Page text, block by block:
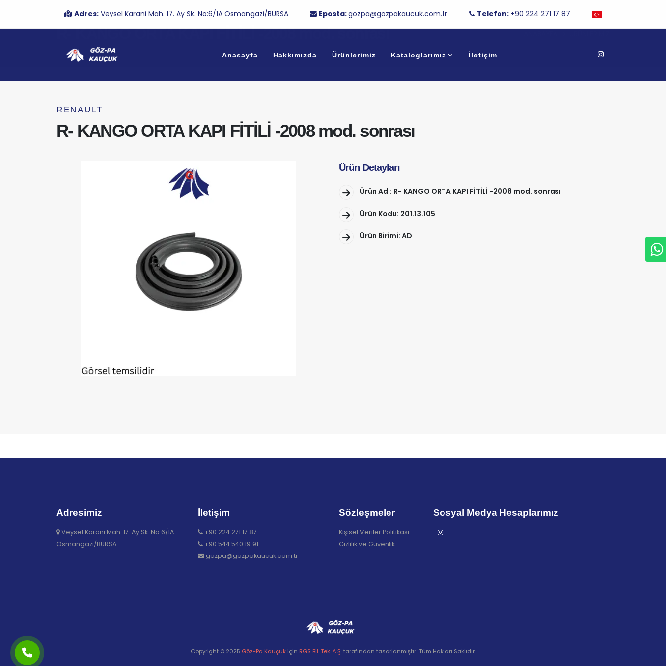
Adres: Veysel Karani Mah. 17. Ay Sk. No:6/1A Osmangazi/BURSA Eposta:gozpa@gozpakaucuk.com.tr Telefon: +90 224 271 17 87
Anasayfa Hakkımızda Ürünlerimiz Kataloglarımız İletişim
R- KANGO ORTA KAPI FİTİLİ -2008 mod. sonrası
RENAULT
R- KANGO ORTA KAPI FİTİLİ -2008 mod. sonrası
Ürün Detayları
Ürün Adı: R- KANGO ORTA KAPI FİTİLİ -2008 mod. sonrası
Ürün Kodu: 201.13.105
Ürün Birimi: AD
Adresimiz
Veysel Karani Mah. 17. Ay Sk. No:6/1A
Osmangazi/BURSA
İletişim
+90 224 271 17 87
+90 544 540 19 91
gozpa@gozpakaucuk.com.tr
Sözleşmeler
Kişisel Veriler Politikası
Gizlilik ve Güvenlik
Sosyal Medya Hesaplarımız
Copyright © 2025 Göz-Pa Kauçukiçin RGS Bil. Tek. A.Ş.tarafından tasarlanmıştır. Tüm Hakları Saklıdır.